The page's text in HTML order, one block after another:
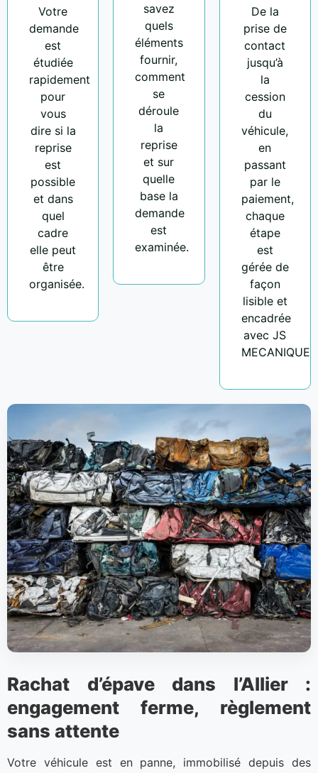
Votre
demande
est
étudiée
rapidement
pour
vous
dire si la
reprise
est
possible
et dans
quel
cadre
elle peut
être
organisée.
savez
quels
éléments
fournir,
comment
se
déroule
la
reprise
et sur
quelle
base la
demande
est
examinée.
De la
prise de
contact
jusqu’à
la
cession
du
véhicule,
en
passant
par le
paiement,
chaque
étape
est
gérée de
façon
lisible et
encadrée
avec JS
MECANIQUE.
Rachat d’épave dans l’Allier :
engagement ferme, règlement
sans attente
Votre véhicule est en panne, immobilisé depuis des